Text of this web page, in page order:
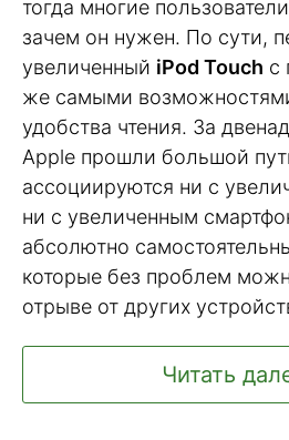
тогда многие
зачем он нужен. По сути,
увеличенный iPod Touch с
же самыми
удобства чтения. За
Apple прошли большой
ассоциируются ни с
ни с увеличенным
абсолютно
которые без проблем
отрыве от других
Читать